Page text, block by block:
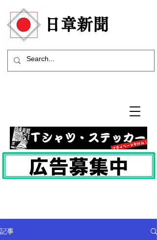
​日章新聞
記事